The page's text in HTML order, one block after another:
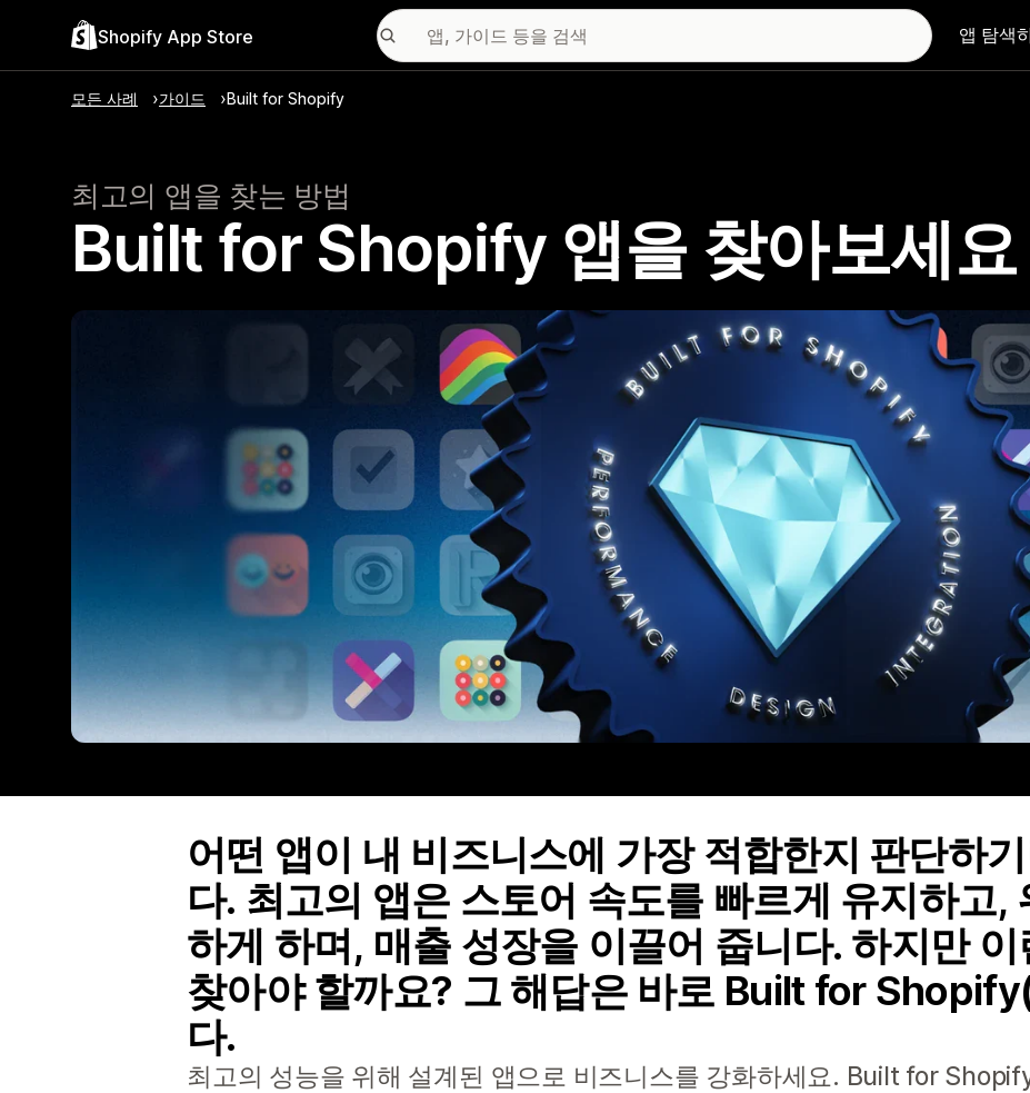
Shopify App Store 앱 탐색
모든 사례 가이드 Built for Shopify
최고의 앱을 찾는 방법
Built for Shopify 앱을 찾아보세요
어떤 앱이 내 비즈니스에 가장 적합한지 판단하
다. 최고의 앱은 스토어 속도를 빠르게 유지하고,
하게 하며, 매출 성장을 이끌어 줍니다. 하지만
찾아야 할까요? 그 해답은 바로 Built for
다.
최고의 성능을 위해 설계된 앱으로 비즈니스를 강화하세요. Built for